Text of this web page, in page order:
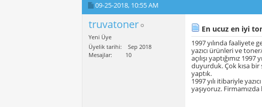
09-25-2018, 10:55 AM
truvatoner
Yeni Üye
Üyelik tarihi
Sep 2018
Mesajlar
10
En ucuz en iyi
1997 yılında faaliyete
yazıcı ürünleri ve
açılışı yaptığımız
duyurduk. Çok kısa
yaptık.
1997 yılı itibariyle
yaşıyoruz.